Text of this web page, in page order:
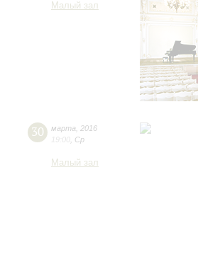
Малый зал
30 марта
2016
19:00 Ср
Малый зал